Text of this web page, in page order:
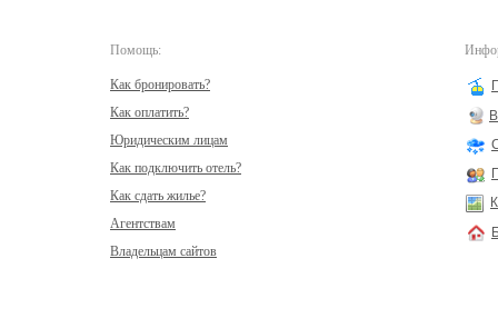
Помощь:
Как бронировать?
Как оплатить?
Юридическим лицам
Как подключить отель?
Как сдать жилье?
Агентствам
Владельцам сайтов